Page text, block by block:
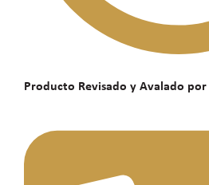
Producto Revisado y Avalado por